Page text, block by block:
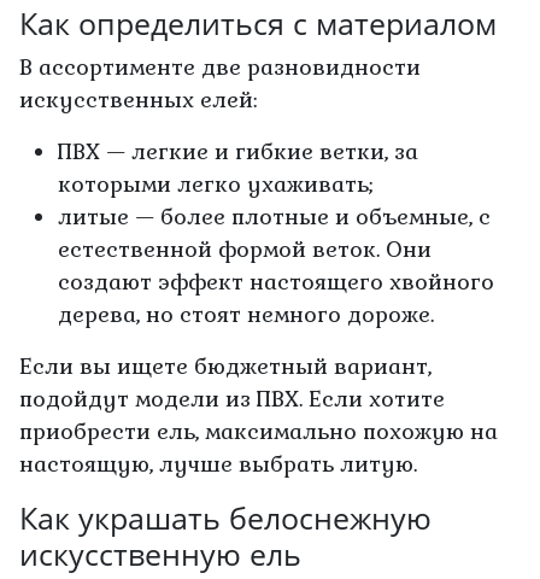
Как определиться с материалом
В ассортименте две разновидности
искусственных елей:
ПВХ — легкие и гибкие ветки, за
которыми легко ухаживать;
литые — более плотные и объемные, с
естественной формой веток. Они
создают эффект настоящего хвойного
дерева, но стоят немного дороже.
Если вы ищете бюджетный вариант,
подойдут модели из ПВХ. Если хотите
приобрести ель, максимально похожую на
настоящую, лучше выбрать литую.
Как украшать белоснежную
искусственную ель